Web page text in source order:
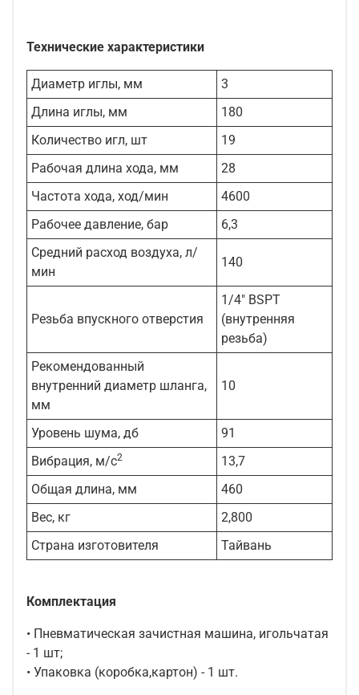
Технические характеристики
Диаметр иглы, мм
3
Длина иглы, мм
180
Количество игл, шт
19
Рабочая длина хода, мм
28
Частота хода, ход/мин
4600
Рабочее давление, бар
6,3
Средний расход воздуха, л/
мин
140
Резьба впускного отверстия
1/4" BSPT
(внутренняя
резьба)
Рекомендованный
внутренний диаметр шланга,
мм
10
Уровень шума, дб
91
Вибрация, м/с2
13,7
Общая длина, мм
460
Вес, кг
2,800
Страна изготовителя
Тайвань
Комплектация
• Пневматическая зачистная машина, игольчатая
- 1 шт;
• Упаковка (коробка,картон) - 1 шт.